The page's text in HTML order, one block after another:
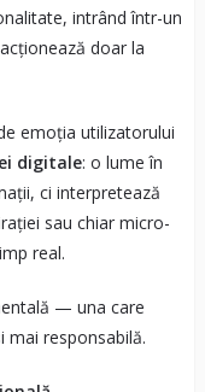
intrând într-un
doar la
emoția utilizatorului
digitale: o lume în
ci interpretează
sau chiar micro-
real.
— una care
responsabilă.